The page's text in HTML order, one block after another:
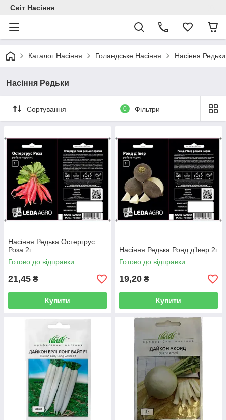
Світ Насіння
Каталог Насіння Голандське Насіння Насіння Редьки
Насіння Редьки
Сортування 0 Фільтри
Насіння Редька Остергрус
Роза 2г
Готово до відправки
21,45 ₴
Купити
Насіння Редька Ронд д’Івер 2г
Готово до відправки
19,20 ₴
Купити